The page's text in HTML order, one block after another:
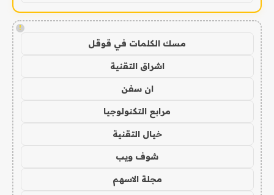
!
مسك الكلمات في قوقل
اشراق التقنية
ان سفن
مرابع التكنولوجيا
خيال التقنية
شوف ويب
مجلة الاسهم